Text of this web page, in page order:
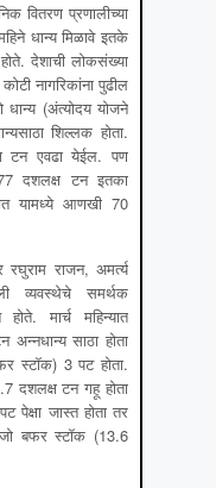
वितरण प्रणालीच्या
धान्य मिळावे इतके
देशाची लोकसंख्या
नागरिकांना पुढील
धान्य (अंत्योदय योजने
शिल्लक होता.
टन एवढा येईल. पण
77 दशलक्ष टन इतका
यामध्ये आणखी 70
रघुराम राजन, अमर्त्य
व्यवस्थेचे समर्थक
होते. मार्च महिन्यात
साठा होता
स्टॉक) 3 पट होता.
दशलक्ष टन गहू होता
जास्त होता तर
जो बफर स्टॉक (13.6